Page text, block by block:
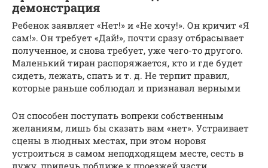
демонстрация
Ребенок заявляет «Нет!» и «Не хочу!». Он кричит «Я
сам!». Он требует «Дай!», почти сразу отбрасывает
полученное, и снова требует, уже чего-то другого.
Маленький тиран распоряжается, кто и где будет
сидеть, лежать, спать и т. д. Не терпит правил,
которые раньше соблюдал и признавал верными
Он способен поступать вопреки собственным
желаниям, лишь бы сказать вам «нет». Устраивает
сцены в людных местах, при этом норовя
устроиться в самом неподходящем месте, сесть в